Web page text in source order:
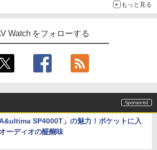
もっと見る
Watch をフォローする
A&ultima SP4000T」の魅力！ポケットに入
ーディオの醍醐味